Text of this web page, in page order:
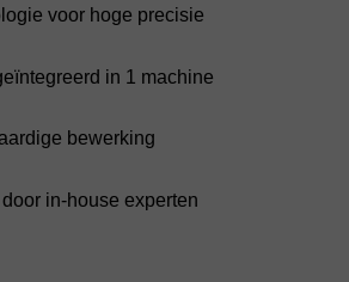
voor hoge precisie
in 1 machine
bewerking
in-house experten